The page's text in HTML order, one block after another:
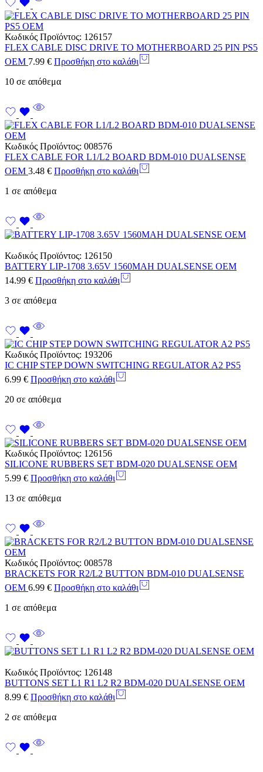
Κωδικός Προϊόντος: 126157
FLEX CABLE DISC DRIVE TO MOTHERBOARD 25 PIN PS5
OEM 7.99 € Προσθήκη στο καλάθι
10 σε απόθεμα
Κωδικός Προϊόντος: 008576
FLEX CABLE FOR L1/L2 BOARD BDM-010 DUALSENSE
OEM 3.48 € Προσθήκη στο καλάθι
1 σε απόθεμα
Κωδικός Προϊόντος: 126150
BATTERY LIP-1708 3.65V 1560MAH DUALSENSE OEM
14.99 € Προσθήκη στο καλάθι
3 σε απόθεμα
Κωδικός Προϊόντος: 193206
IC CHIP STEP DOWN SWITCHING REGULATOR A2 PS5
6.99 € Προσθήκη στο καλάθι
20 σε απόθεμα
Κωδικός Προϊόντος: 126156
SILICONE RUBBERS SET BDM-020 DUALSENSE OEM
5.99 € Προσθήκη στο καλάθι
13 σε απόθεμα
Κωδικός Προϊόντος: 008578
BRACKETS FOR R2/L2 BUTTON BDM-010 DUALSENSE
OEM 6.99 € Προσθήκη στο καλάθι
1 σε απόθεμα
Κωδικός Προϊόντος: 126148
BUTTONS SET L1 R1 L2 R2 BDM-020 DUALSENSE OEM
8.99 € Προσθήκη στο καλάθι
2 σε απόθεμα